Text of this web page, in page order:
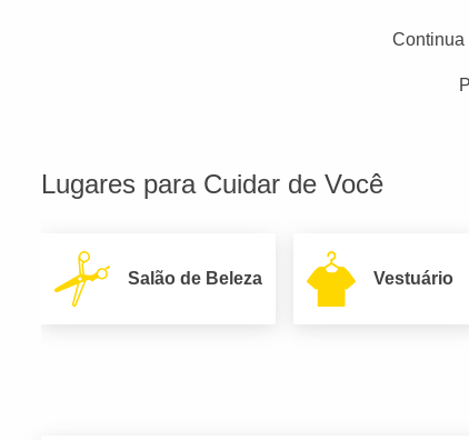
Continua
Lugares para Cuidar de Você
Salão de Beleza Vestuário